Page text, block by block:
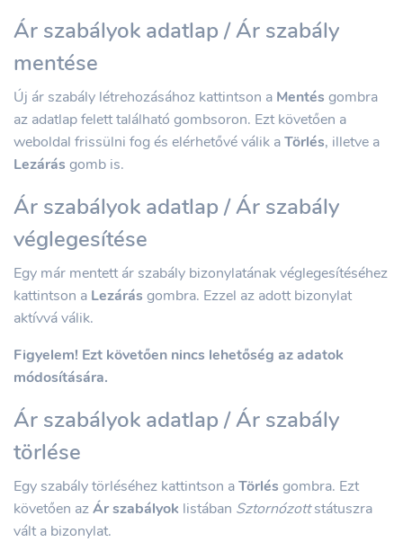
Ár szabályok adatlap / Ár szabály
mentése
Új ár szabály létrehozásához kattintson a Mentés gombra
az adatlap felett található gombsoron. Ezt követően a
weboldal frissülni fog és elérhetővé válik aTörlés, illetve a
Lezárás gomb is.
Ár szabályok adatlap / Ár szabály
véglegesítése
Egy már mentett ár szabály bizonylatának véglegesítéséhez
kattintson a Lezárás gombra. Ezzel az adott bizonylat
aktívvá válik.
Figyelem! Ezt követően nincs lehetőség az adatok
módosítására.
Ár szabályok adatlap / Ár szabály
törlése
Egy szabály törléséhez kattintson aTörlés gombra. Ezt
követően azÁr szabályok listában Sztornózottstátuszra
vált a bizonylat.